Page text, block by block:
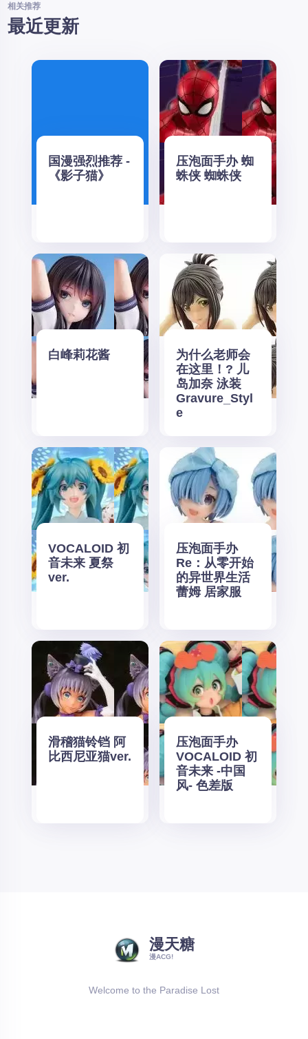
相关推荐
最近更新
国漫强烈推荐 -
《影子猫》
压泡面手办 蜘
蛛侠 蜘蛛侠
白峰莉花酱
为什么老师会
在这里！? 儿
岛加奈 泳装
Gravure_Styl
e
VOCALOID 初
音未来 夏祭
ver.
压泡面手办
Re：从零开始
的异世界生活
蕾姆 居家服
滑稽猫铃铛 阿
比西尼亚猫ver.
压泡面手办
VOCALOID 初
音未来 -中国
风- 色差版
漫天糖
漫ACG!
Welcome to the Paradise Lost